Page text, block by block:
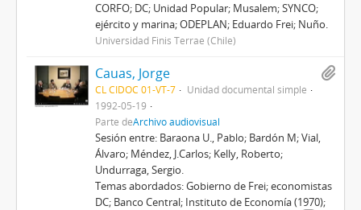
CORFO; DC; Unidad Popular; Musalem; SYNCO;
ejército y marina; ODEPLAN; Eduardo Frei; Nuño.
Universidad Finis Terrae (Chile)
Cauas, Jorge
CL CIDOC 01-VT-7
Unidad documental simple
1992-05-19
Parte deArchivo audiovisual
Sesión entre: Baraona U., Pablo; Bardón M; Vial,
Álvaro; Méndez, J.Carlos; Kelly, Roberto;
Undurraga, Sergio.
Temas abordados: Gobierno de Frei; economistas
DC; Banco Central; Instituto de Economía (1970);